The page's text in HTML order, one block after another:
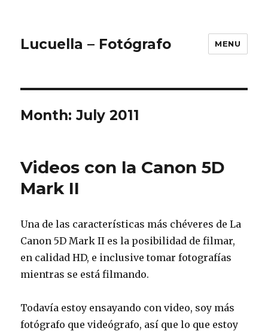
Lucuella – Fotógrafo MENU
Month:July 2011
Videos con la Canon 5D
Mark II
Una de las características más chéveres de La
Canon 5D Mark II es la posibilidad de filmar,
en calidad HD, e inclusive tomar fotografías
mientras se está filmando.
Todavía estoy ensayando con video, soy más
fotógrafo que videógrafo, así que lo que estoy